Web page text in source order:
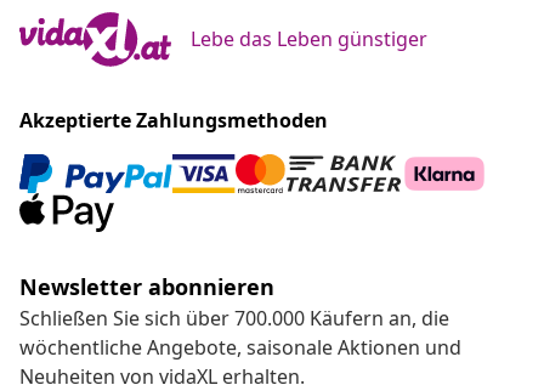
Lebe das Leben günstiger
Akzeptierte Zahlungsmethoden
Newsletter abonnieren
Schließen Sie sich über 700.000 Käufern an, die
wöchentliche Angebote, saisonale Aktionen und
Neuheiten von vidaXL erhalten.